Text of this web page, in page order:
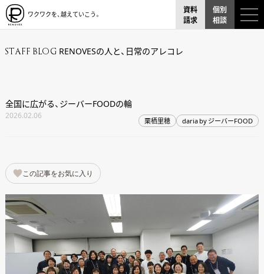
ワクワクを、越えていこう。
資料
請求
個別
相談
STAFF BLOG RENOVESの人と、日常のアレコレ
全国に広がる、ジーバーFOODの輪
2026.02.06
栗栖里穂 daria by ジーバーFOOD
この記事をお気に入り